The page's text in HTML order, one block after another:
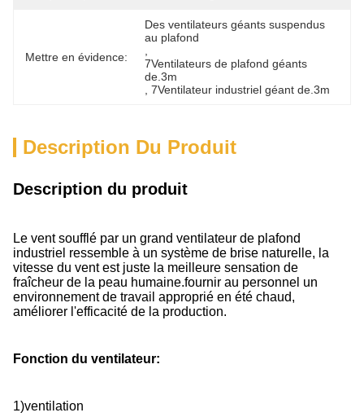
Mettre en évidence:
Des ventilateurs géants suspendus
au plafond
7Ventilateurs de plafond géants
de.3m
, 7Ventilateur industriel géant de.3m
Description Du Produit
Description du produit
Le vent soufflé par un grand ventilateur de plafond
industriel ressemble à un système de brise naturelle, la
vitesse du vent est juste la meilleure sensation de
fraîcheur de la peau humaine.fournir au personnel un
environnement de travail approprié en été chaud,
améliorer l'efficacité de la production.
Fonction du ventilateur:
1)ventilation